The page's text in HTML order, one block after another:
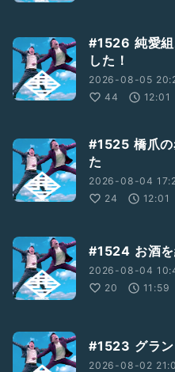
#1526 純愛組
した！
2026-08-05
44
12:01
#1525 橋爪の
た
2026-08-04
24
12:01
#1524 お酒
2026-08-04
20
11:59
#1523 グラン
2026-08-02